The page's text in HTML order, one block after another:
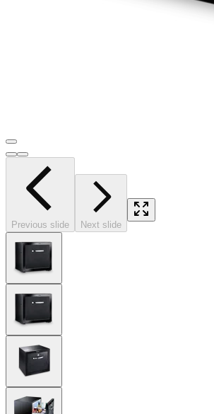
Previous slide Next slide